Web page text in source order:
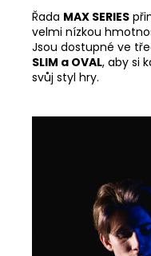
Řada MAX SERIES
velmi nízkou
Jsou dostupné ve
SLIM a OVAL, aby si
svůj styl hry.